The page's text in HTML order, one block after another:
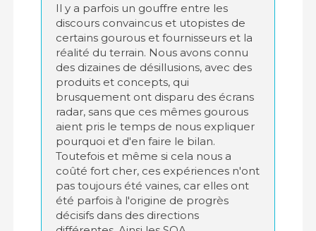
Il y a parfois un gouffre entre les
discours convaincus et utopistes de
certains gourous et fournisseurs et la
réalité du terrain. Nous avons connu
des dizaines de désillusions, avec des
produits et concepts, qui
brusquement ont disparu des écrans
radar, sans que ces mêmes gourous
aient pris le temps de nous expliquer
pourquoi et d'en faire le bilan.
Toutefois et même si cela nous a
coûté fort cher, ces expériences n'ont
pas toujours été vaines, car elles ont
été parfois à l'origine de progrès
décisifs dans des directions